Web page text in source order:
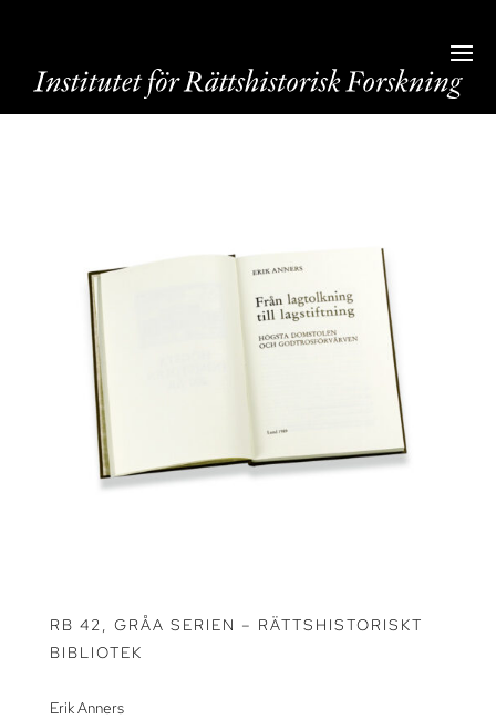
RB 42, GRÅA SERIEN – RÄTTSHISTORISKT
BIBLIOTEK
Erik Anners